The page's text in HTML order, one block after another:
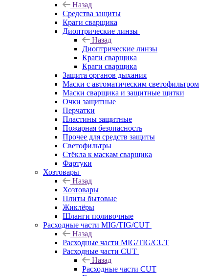
Назад
Средства защиты
Краги сварщика
Диоптрические линзы
Назад
Диоптрические линзы
Краги сварщика
Краги сварщика
Защита органов дыхания
Маски с автоматическим светофильтром
Маски сварщика и защитные щитки
Очки защитные
Перчатки
Пластины защитные
Пожарная безопасность
Прочее для средств защиты
Светофильтры
Стёкла к маскам сварщика
Фартуки
Хозтовары
Назад
Хозтовары
Плиты бытовые
Жиклёры
Шланги поливочные
Расходные части MIG/TIG/CUT
Назад
Расходные части MIG/TIG/CUT
Расходные части CUT
Назад
Расходные части CUT